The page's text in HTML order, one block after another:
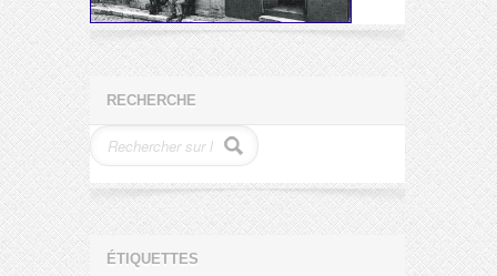
RECHERCHE
ÉTIQUETTES